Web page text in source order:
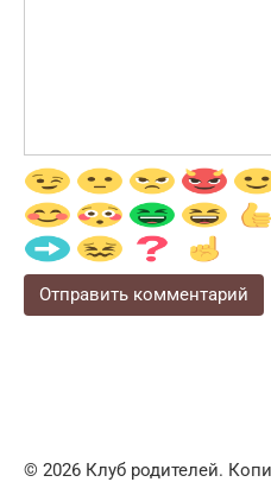
© 2026 Клуб родителей.